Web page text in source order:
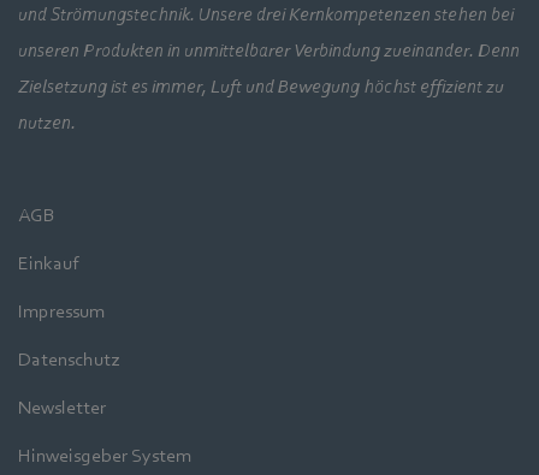
und Strömungstechnik. Unsere drei Kernkompetenzen stehen bei
unseren Produkten in unmittelbarer Verbindung zueinander. Denn
Zielsetzung ist es immer, Luft und Bewegung höchst effizient zu
nutzen.
AGB
Einkauf
Impressum
Datenschutz
Newsletter
Hinweisgeber System